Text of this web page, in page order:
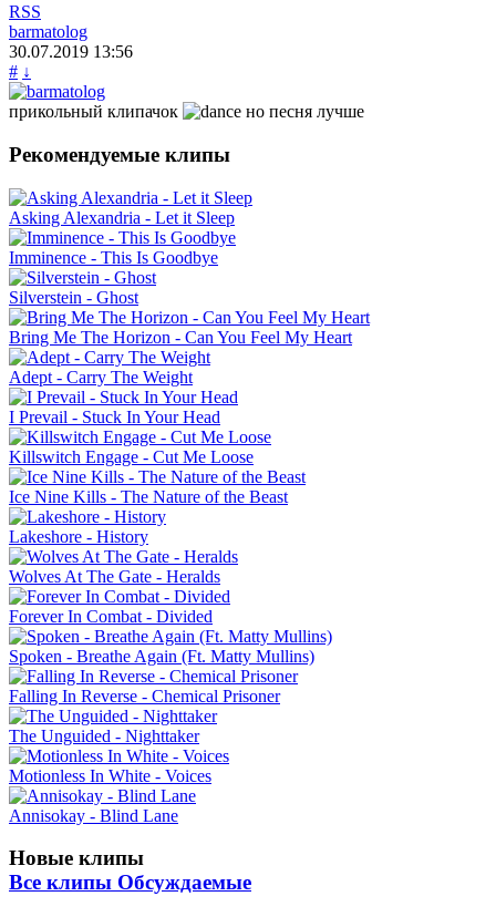
RSS
barmatolog
30.07.2019 13:56
# ↓
прикольный клипачок но песня лучше
Рекомендуемые клипы
Asking Alexandria - Let it Sleep
Imminence - This Is Goodbye
Silverstein - Ghost
Bring Me The Horizon - Can You Feel My Heart
Adept - Carry The Weight
I Prevail - Stuck In Your Head
Killswitch Engage - Cut Me Loose
Ice Nine Kills - The Nature of the Beast
Lakeshore - History
Wolves At The Gate - Heralds
Forever In Combat - Divided
Spoken - Breathe Again (Ft. Matty Mullins)
Falling In Reverse - Chemical Prisoner
The Unguided - Nighttaker
Motionless In White - Voices
Annisokay - Blind Lane
Новые клипы
Все клипы Обсуждаемые